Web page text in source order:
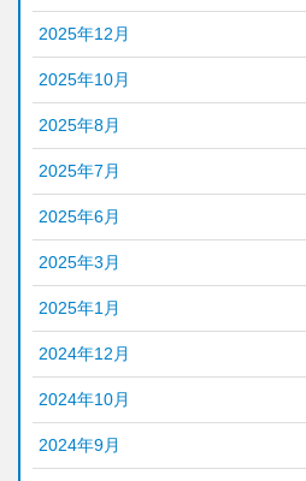
2025年12月
2025年10月
2025年8月
2025年7月
2025年6月
2025年3月
2025年1月
2024年12月
2024年10月
2024年9月